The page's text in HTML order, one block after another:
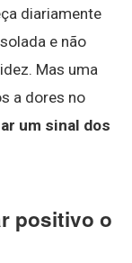
diariamente
e não
Mas uma
a dores no
um sinal dos
positivo o